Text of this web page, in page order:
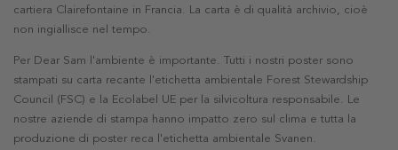
cartiera Clairefontaine in Francia. La carta è di qualità archivio, cioè
non ingiallisce nel tempo.
Per Dear Sam l'ambiente è importante. Tutti i nostri poster sono
stampati su carta recante l'etichetta ambientale Forest Stewardship
Council (FSC) e la Ecolabel UE per la silvicoltura responsabile. Le
nostre aziende di stampa hanno impatto zero sul clima e tutta la
produzione di poster reca l'etichetta ambientale Svanen.